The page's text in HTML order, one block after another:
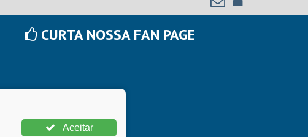
CURTA NOSSA FAN PAGE
Aceitar